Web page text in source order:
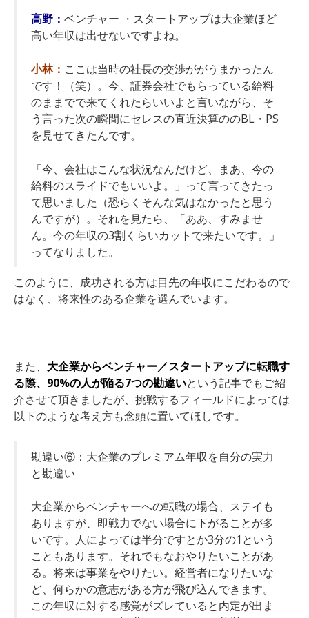
高野： ベンチャー ・スタートアップは大企業ほど
高い年収は出せないですよね。
小林： ここは当時の社長の交渉ががうまかったん
です！（笑）。今、証券会社でもらっている給料
のままでで来てくれたらいいよと言いながら、そ
う言った次の瞬間にセレスの直近決算ののBL・PS
を見せてきたんです。
「今、会社はこんな状況なんだけど、まあ、今の
給料のスライドでもいいよ。」って言ってきたっ
て思いました（恐らくそんな気はなかったと思う
んですが）。それを見たら、「ああ、すみませ
ん。今の年収の3割くらいカットで来たいです。」
ってなりました。
このように、成功される方は目先の年収にこだわるので
はなく、将来性のある企業を選んでいます。
また、 大企業からベンチャー／スタートアップに転職す
る際、90%の人が陥る7つの勘違いという記事でもご紹
介させて頂きましたが、挑戦するフィールドによっては
以下のような考え方も念頭に置いてほしです。
勘違い⑥：大企業のプレミアム年収を自分の実力
と勘違い
大企業からベンチャーへの転職の場合、ステイも
ありますが、即戦力でない場合に下がることが多
いです。人によっては半分ですとか3分の1という
こともあります。それでもなおやりたいことがあ
る。将来は事業をやりたい。経営者になりたいな
ど、何らかの意志がある方が飛び込んできます。
この年収に対する感覚がズレていると内定が出ま